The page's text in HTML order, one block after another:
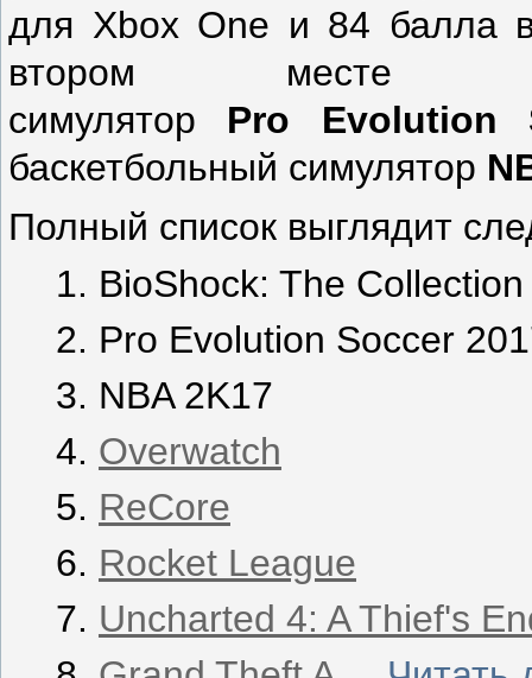
для Xbox One и 84 балла
втором месте
симулятор Pro Evolution
баскетбольный симулятор
Полный список выглядит
BioShock: The Collection
Pro Evolution Soccer
NBA 2K17
Overwatch
ReCore
Rocket League
Uncharted 4: A Thief's